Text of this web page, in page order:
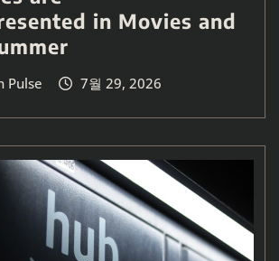
in Movies and
Pulse 7월 29, 2026